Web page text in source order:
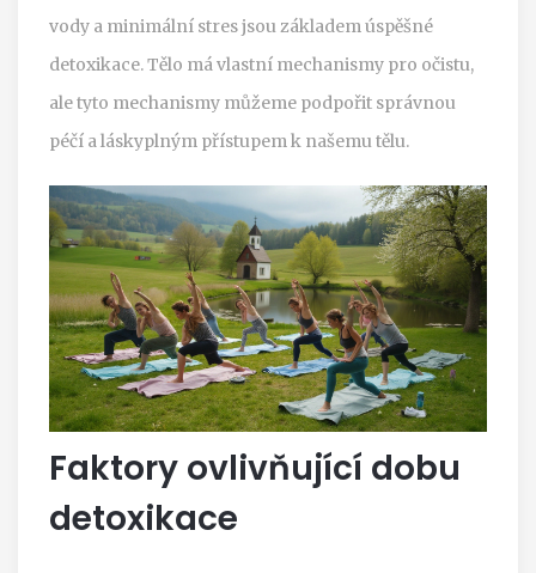
vody a minimální stres jsou základem úspěšné
detoxikace. Tělo má vlastní mechanismy pro očistu,
ale tyto mechanismy můžeme podpořit správnou
péčí a láskyplným přístupem k našemu tělu.
Faktory ovlivňující dobu
detoxikace